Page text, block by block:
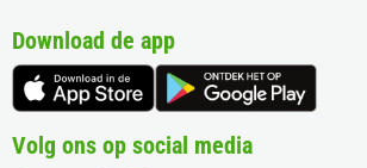
Download de app
Volg ons op social media